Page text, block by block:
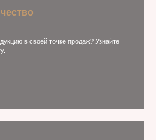
в своей точке продаж? Узнайте